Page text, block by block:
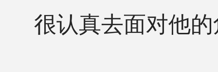
很认真去面对他